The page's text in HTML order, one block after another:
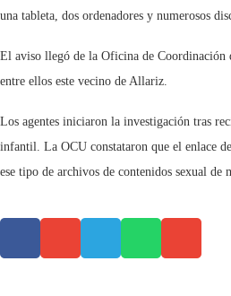
una tableta, dos ordenadores y numerosos
El aviso llegó de la Oficina de Coordinación
entre ellos este vecino de Allariz.
Los agentes iniciaron la investigación tras
infantil. La OCU constataron que el enlace
ese tipo de archivos de contenidos sexual de